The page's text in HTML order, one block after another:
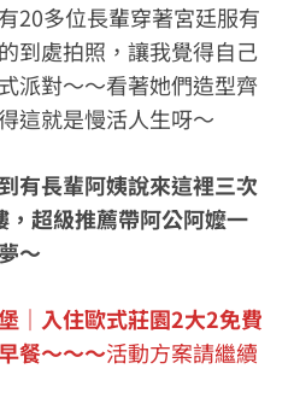
20多位長輩穿著宮廷服有
到處拍照，讓我覺得自己
派對～～看著她們造型齊
這就是慢活人生呀～
有長輩阿姨說來這裡三次
超級推薦帶阿公阿嬤一
～
｜入住歐式莊園2大2免費
餐～～～活動方案請繼續